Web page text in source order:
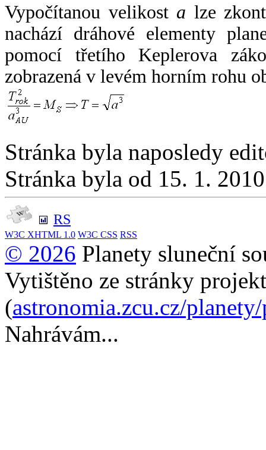
Vypočítanou velikost a lze
nachází dráhové elementy
pomocí třetího Keplerova
zobrazená v levém horním rohu
Stránka byla naposledy
Stránka byla od 15. 1.
RS
W3C XHTML 1.0 W3C CSS RSS
© 2026 Planety sluneční
Vytištěno ze stránky
(astronomia.zcu.cz/
Nahrávám...